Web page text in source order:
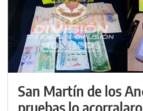
San Martín de los
pruebas lo